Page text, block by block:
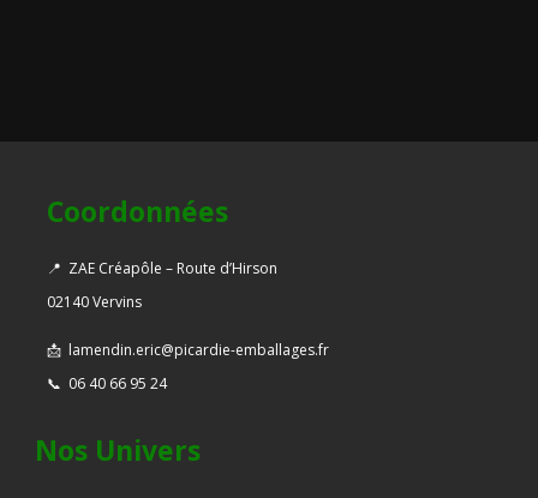
Coordonnées
📍 ZAE Créapôle – Route d’Hirson
02140 Vervins
📩 lamendin.eric@picardie-emballages.fr
📞 06 40 66 95 24
Nos Univers